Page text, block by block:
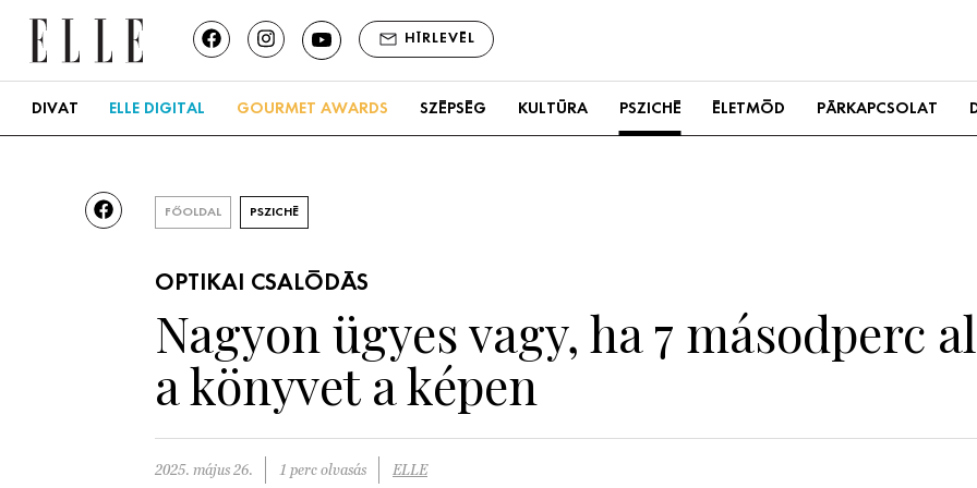
HÍRLEVÉL
DIVAT ELLE DIGITAL GOURMET AWARDS SZÉPSÉG KULTÚRA PSZICHÉ ÉLETMÓD PÁRKAPCSOLAT
FŐOLDAL PSZICHÉ
OPTIKAI CSALÓDÁS
Nagyon ügyes vagy, ha 7 másodperc
a könyvet a képen
2025. május 26. 1 perc olvasás ELLE